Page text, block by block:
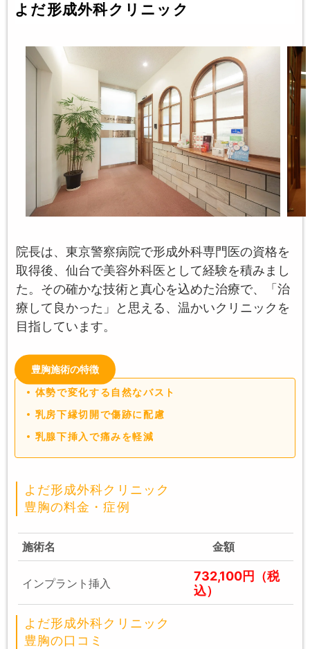
よだ形成外科クリニック
院長は、東京警察病院で形成外科専門医の資格を
取得後、仙台で美容外科医として経験を積みまし
た。その確かな技術と真心を込めた治療で、「治
療して良かった」と思える、温かいクリニックを
目指しています。
豊胸施術の特徴
体勢で変化する自然なバスト
乳房下縁切開で傷跡に配慮
乳腺下挿入で痛みを軽減
よだ形成外科クリニック
豊胸の料金・症例
施術名 金額
インプラント挿入
732,100円（税
込）
よだ形成外科クリニック
豊胸の口コミ